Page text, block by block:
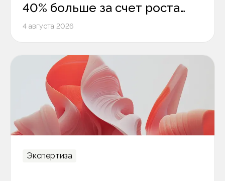
40% больше за счет роста
среднего чека
4 августа 2026
Экспертиза